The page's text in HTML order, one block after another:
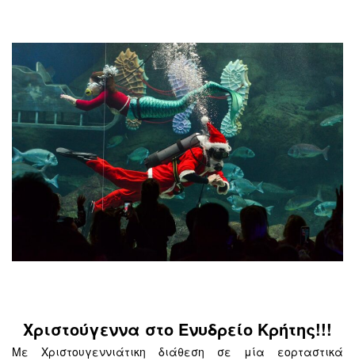
Χριστούγεννα στο Ενυδρείο Κρήτης!!!
Με Χριστουγεννιάτικη διάθεση σε μία εορταστικά